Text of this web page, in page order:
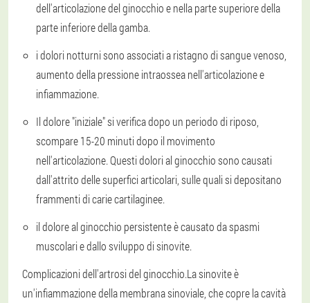
dell'articolazione del ginocchio e nella parte superiore della
parte inferiore della gamba.
i dolori notturni sono associati a ristagno di sangue venoso,
aumento della pressione intraossea nell'articolazione e
infiammazione.
Il dolore "iniziale" si verifica dopo un periodo di riposo,
scompare 15-20 minuti dopo il movimento
nell'articolazione. Questi dolori al ginocchio sono causati
dall'attrito delle superfici articolari, sulle quali si depositano
frammenti di carie cartilaginee.
il dolore al ginocchio persistente è causato da spasmi
muscolari e dallo sviluppo di sinovite.
Complicazioni dell'artrosi del ginocchio.La sinovite è
un'infiammazione della membrana sinoviale, che copre la cavità